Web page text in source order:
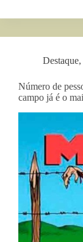
Destaque,
Número de
campo já é o